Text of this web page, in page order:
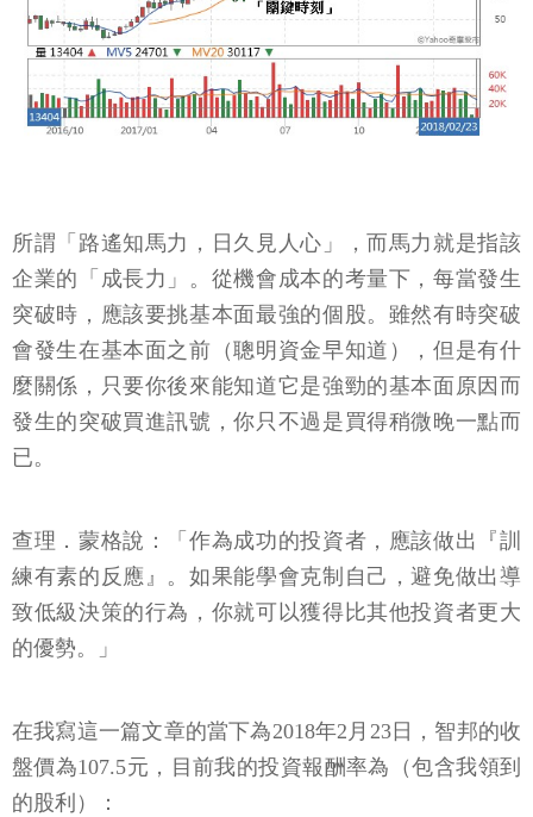
所謂「路遙知馬力，日久見人心」，而馬力就是指該
企業的「成長力」。從機會成本的考量下，每當發生
突破時，應該要挑基本面最強的個股。雖然有時突破
會發生在基本面之前（聰明資金早知道），但是有什
麼關係，只要你後來能知道它是強勁的基本面原因而
發生的突破買進訊號，你只不過是買得稍微晚一點而
已。
查理．蒙格說：「作為成功的投資者，應該做出『訓
練有素的反應』。如果能學會克制自己，避免做出導
致低級決策的行為，你就可以獲得比其他投資者更大
的優勢。」
在我寫這一篇文章的當下為2018年2月23日，智邦的收
盤價為107.5元，目前我的投資報酬率為（包含我領到
的股利）：